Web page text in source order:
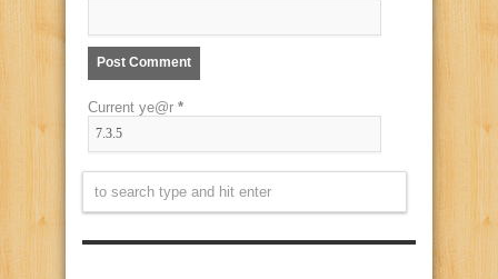
Current ye@r *